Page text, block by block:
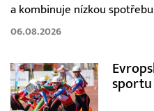
a kombinuje nízkou
06.08.2026
sportu